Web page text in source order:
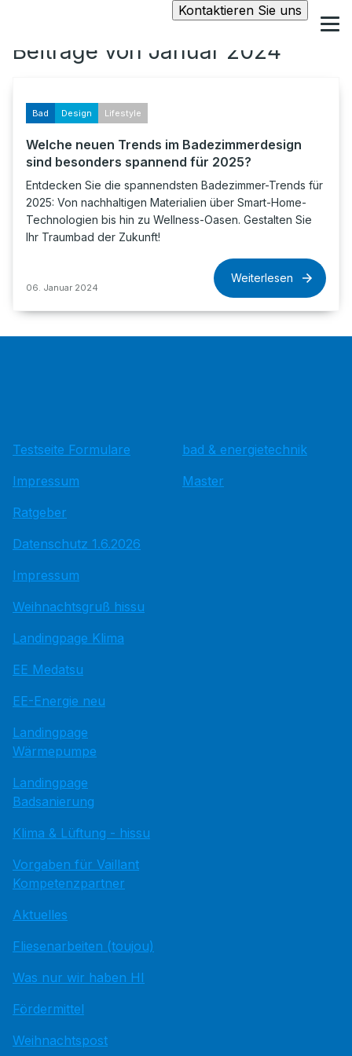
Kontaktieren Sie uns
Beiträge von Januar 2024
Bad Design Lifestyle
Welche neuen Trends im Badezimmerdesign
sind besonders spannend für 2025?
Entdecken Sie die spannendsten Badezimmer-Trends für
2025: Von nachhaltigen Materialien über Smart-Home-
Technologien bis hin zu Wellness-Oasen. Gestalten Sie
Ihr Traumbad der Zukunft!
06. Januar 2024
Weiterlesen
Testseite Formulare
Impressum
Ratgeber
Datenschutz 1.6.2026
Impressum
Weihnachtsgruß hissu
Landingpage Klima
EE Medatsu
EE-Energie neu
Landingpage
Wärmepumpe
Landingpage
Badsanierung
Klima & Lüftung - hissu
Vorgaben für Vaillant
Kompetenzpartner
Aktuelles
Fliesenarbeiten (toujou)
Was nur wir haben HI
Fördermittel
Weihnachtspost
bad & energietechnik
Master